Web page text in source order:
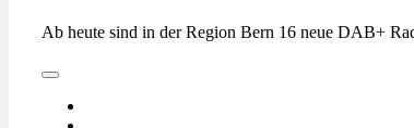
Ab heute sind in der Region Bern 16 neue DAB+